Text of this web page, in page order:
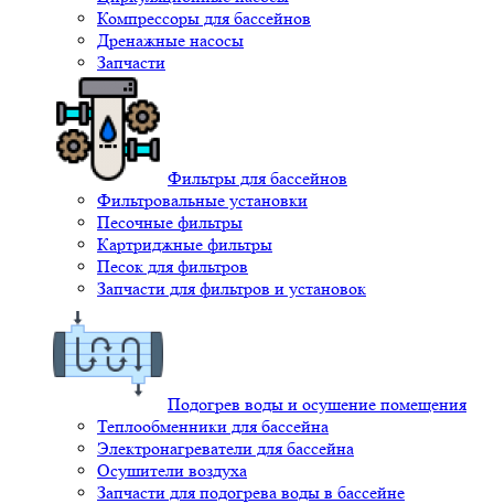
Компрессоры для бассейнов
Дренажные насосы
Запчасти
Фильтры для бассейнов
Фильтровальные установки
Песочные фильтры
Картриджные фильтры
Песок для фильтров
Запчасти для фильтров и установок
Подогрев воды и осушение помещения
Теплообменники для бассейна
Электронагреватели для бассейна
Осушители воздуха
Запчасти для подогрева воды в бассейне